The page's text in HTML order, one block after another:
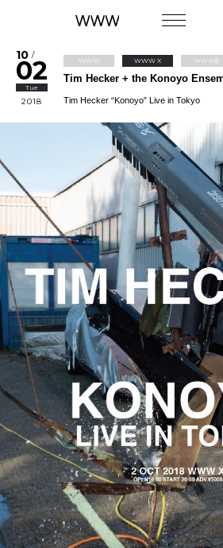
10 /
02
Tue
2018
WWW WWW X WWWβ
Tim Hecker + the Konoyo
Tim Hecker “Konoyo” Live in Tokyo